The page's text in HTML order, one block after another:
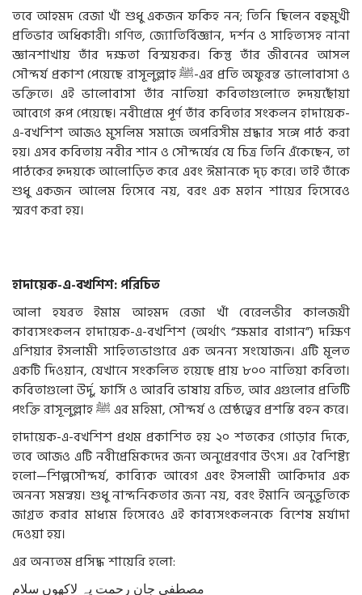
তবে আহমদ রেজা খাঁ শুধু একজন ফকিহ নন;তিনি ছিলেন বহুমুখী
প্রতিভারঅধিকারী। গণিত,জ্যোতির্বিজ্ঞান, দর্শন ও সাহিত্যসহনানা
জ্ঞানশাখায় তাঁর দক্ষতা বিস্ময়কর। কিন্তু তাঁর জীবনের আসল
সৌন্দর্যপ্রকাশপেয়েছেরাসূলুল্লাহ ﷺ-এরপ্রতিঅফুরন্তভালোবাসাও
ভক্তিতে। এই ভালোবাসা তাঁর নাতিয়া কবিতাগুলোতে হৃদয়ছোঁয়া
আবেগেরূপ পেয়েছে। নবীপ্রেমেপূর্ণতাঁর কবিতারসংকলনহাদায়েক-
এ-বখশিশ আজও মুসলিম সমাজে অপরিসীম শ্রদ্ধার সঙ্গে পাঠ করা
হয়।এসবকবিতায়নবীরশানওসৌন্দর্যেরযেচিত্রতিনিএঁকেছেন,তা
পাঠকেরহৃদয়কেআলোড়িতকরেএবংঈমানকেদৃঢ়করে।তাইতাঁকে
শুধু একজন আলেম হিসেবে নয়, বরং এক মহান শায়ের হিসেবেও
স্মরণকরাহয়।
হাদায়েক-এ-বখশিশ:পরিচিত
আলা হযরত ইমাম আহমদ রেজা খাঁ বেরেলভীর কালজয়ী
কাব্যসংকলন হাদায়েক-এ-বখশিশ (অর্থাৎ “ক্ষমার বাগান”)দক্ষিণ
এশিয়ার ইসলামী সাহিত্যভাণ্ডারে এক অনন্য সংযোজন। এটি মূলত
একটিদিওয়ান,যেখানে সংকলিত হয়েছে প্রায় ৮০০ নাতিয়াকবিতা।
কবিতাগুলোউর্দু,ফার্সিওআরবিভাষায়রচিত,আরএগুলোরপ্রতিটি
পংক্তিরাসূলুল্লাহ এরমহিমা,সৌন্দর্যওশ্রেষ্ঠত্বেরপ্রশস্তিবহনকরে।
হাদায়েক-এ-বখশিশ প্রথম প্রকাশিত হয় ২০ শতকের গোড়ার দিকে,
তবেআজও এটি নবীপ্রেমিকদেরজন্যঅনুপ্রেরণার উৎস। এরবৈশিষ্ট্য
হলো—শিল্পসৌন্দর্য, কাব্যিক আবেগ এবং ইসলামী আকিদার এক
অনন্য সমন্বয়। শুধু নান্দনিকতার জন্য নয়, বরং ইমানি অনুভূতিকে
জাগ্রত করার মাধ্যম হিসেবেও এই কাব্যসংকলনকে বিশেষ মর্যাদা
দেওয়াহয়।
এরঅন্যতমপ্রসিদ্ধশায়েরিহলো:
مصطفی جانِ رحمت پہ لاکھوں سلام